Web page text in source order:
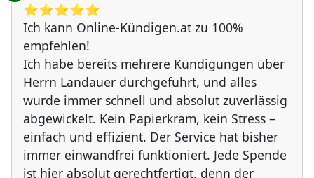
⭐️⭐️⭐️⭐️⭐️
Ich kann Online-Kündigen.at zu 100%
empfehlen!
Ich habe bereits mehrere Kündigungen über
Herrn Landauer durchgeführt, und alles
wurde immer schnell und absolut zuverlässig
abgewickelt. Kein Papierkram, kein Stress –
einfach und effizient. Der Service hat bisher
immer einwandfrei funktioniert. Jede Spende
ist hier absolut gerechtfertigt, denn der